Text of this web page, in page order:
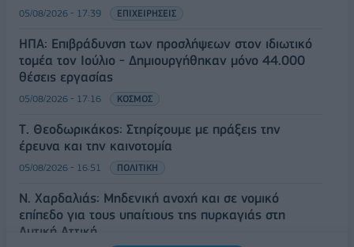
05/08/2026 - 17:39 ΕΠΙΧΕΙΡΗΣΕΙΣ
ΗΠΑ: Επιβράδυνση των προσλήψεων στον ιδιωτικό
τομέα τον Ιούλιο - Δημιουργήθηκαν μόνο 44.000
θέσεις εργασίας
05/08/2026 - 17:16 ΚΟΣΜΟΣ
Τ. Θεοδωρικάκος: Στηρίζουμε με πράξεις την
έρευνα και την καινοτομία
05/08/2026 - 16:51 ΠΟΛΙΤΙΚΗ
Ν. Χαρδαλιάς: Μηδενική ανοχή και σε νομικό
επίπεδο για τους υπαίτιους της πυρκαγιάς στη
Δυτική Αττική